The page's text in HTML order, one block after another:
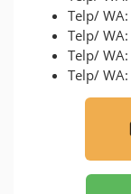
Telp/ WA:
Telp/ WA:
Telp/ WA:
Telp/ WA: